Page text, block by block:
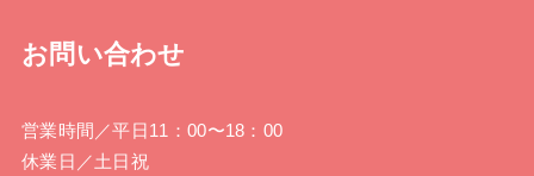
お問い合わせ
営業時間 ／平日11：00〜18：00
休業日 ／土日祝